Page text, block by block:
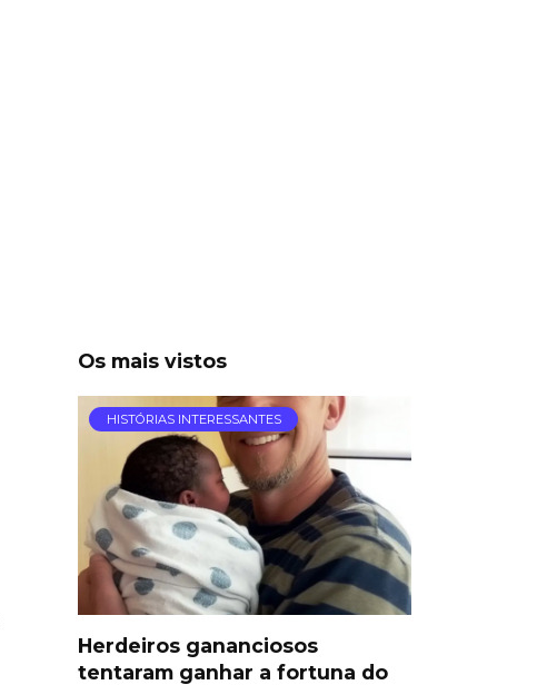
Os mais vistos
HISTÓRIAS INTERESSANTES
Herdeiros gananciosos
tentaram ganhar a fortuna do